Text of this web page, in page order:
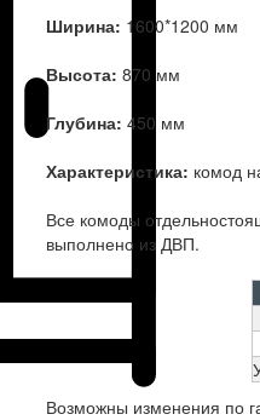
Ширина: 1600*1200 мм
Высота: 870 мм
Глубина: 450 мм
Характеристика: комод
Все комоды
выполнено из ДВП.
Возможны изменения по